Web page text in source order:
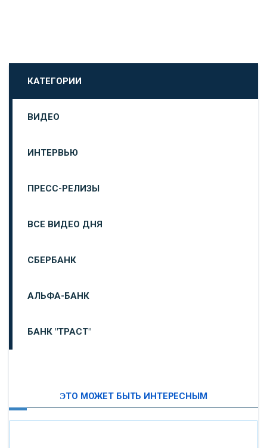
КАТЕГОРИИ
ВИДЕО
ИНТЕРВЬЮ
ПРЕСС-РЕЛИЗЫ
ВСЕ ВИДЕО ДНЯ
СБЕРБАНК
АЛЬФА-БАНК
БАНК "ТРАСТ"
ЭТО МОЖЕТ БЫТЬ ИНТЕРЕСНЫМ